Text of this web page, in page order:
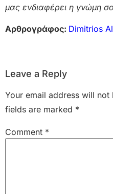
μας ενδιαφέρει η γνώμη
Αρθρογράφος: Dimitrios
Leave a Reply
Your email address will not
fields are marked *
Comment *